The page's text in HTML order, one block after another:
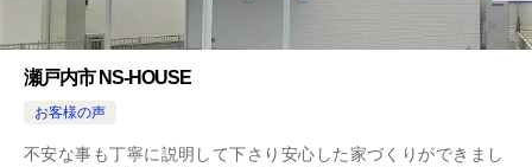
瀬戸内市 NS-HOUSE
お客様の声
不安な事も丁寧に説明して下さり安心した家づくりができまし